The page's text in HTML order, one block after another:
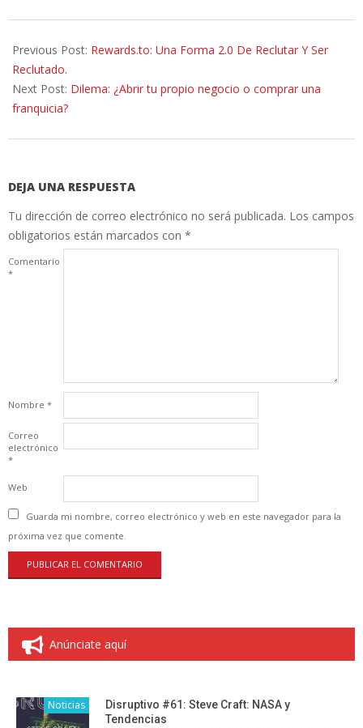
09-
17
Previous Post: Rewards.to: Una Forma 2.0 De Reclutar Y Ser
Reclutado.
Next Post: Dilema: ¿Abrir tu propio negocio o comprar una
franquicia?
DEJA UNA RESPUESTA
Tu dirección de correo electrónico no será publicada. Los campos
obligatorios están marcados con *
Comentario
*
Nombre *
Correo
electrónico
*
Web
Guarda mi nombre, correo electrónico y web en este navegador para la
próxima vez que comente.
Anúnciate aquí
Noticias
Disruptivo #61: Steve Craft: NASA y
Tendencias